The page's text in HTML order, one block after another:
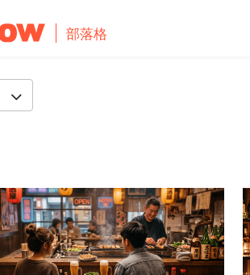
部落格